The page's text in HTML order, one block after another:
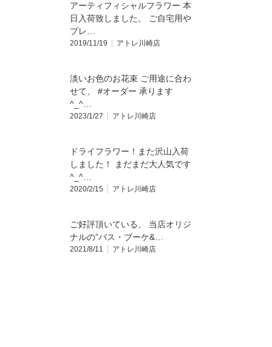
アーティフィシャルフラワー 本
日入荷致しました。 ご自宅用や
プレ…
2019/11/19 アトレ川崎店
淡いお色のお花束 ご用途に合わ
せて、 #オーダー 承ります
^_^…
2023/1/27 アトレ川崎店
ドライフラワー！また沢山入荷
しました！ まだまだ大人気です
^_^…
2020/2/15 アトレ川崎店
ご好評頂いている、 当店オリジ
ナルの”バス・ブーケ&…
2021/8/11 アトレ川崎店